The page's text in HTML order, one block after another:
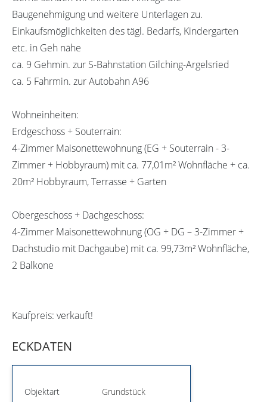
Baugenehmigung und weitere Unterlagen zu.
Einkaufsmöglichkeiten des tägl. Bedarfs, Kindergarten
etc. in Geh nähe
ca. 9 Gehmin. zur S-Bahnstation Gilching-Argelsried
ca. 5 Fahrmin. zur Autobahn A96
Wohneinheiten:
Erdgeschoss + Souterrain:
4-Zimmer Maisonettewohnung (EG + Souterrain - 3-
Zimmer + Hobbyraum) mit ca. 77,01m² Wohnfläche + ca.
20m² Hobbyraum, Terrasse + Garten
Obergeschoss + Dachgeschoss:
4-Zimmer Maisonettewohnung (OG + DG – 3-Zimmer +
Dachstudio mit Dachgaube) mit ca. 99,73m² Wohnfläche,
2 Balkone
Kaufpreis: verkauft!
ECKDATEN
Objektart Grundstück